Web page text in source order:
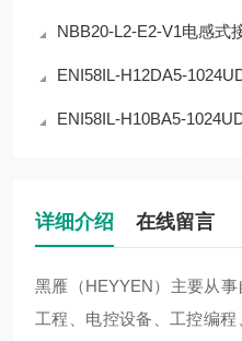
NBB20-L2-E2-V1电感式
ENI58IL-H12DA5-1024UD1-
ENI58IL-H10BA5-
详细介绍 在线留言
黑雁（HEYYEN）主要从
工程、电控设备、工控编